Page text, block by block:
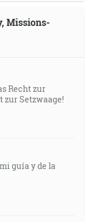
Missions-
Recht zur
Setzwaage!
guía y de la